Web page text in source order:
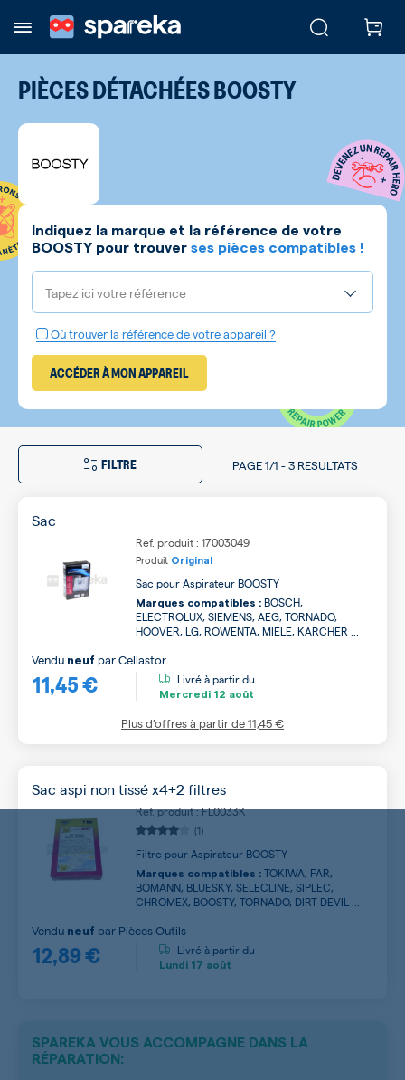
PIÈCES DÉTACHÉESBOOSTY
Indiquez la marque et la référence de votre
BOOSTY pour trouver ses pièces compatibles !
Tapez ici votre référence
Où trouver la référence de votre appareil ?
ACCÉDER À MON APPAREIL
FILTRE PAGE 1/1 -3 RESULTATS
Sac
Ref. produit : 17003049
Produit Original
Sac pour Aspirateur BOOSTY
Marques compatibles : BOSCH,
ELECTROLUX, SIEMENS, AEG, TORNADO,
HOOVER, LG, ROWENTA, MIELE, KARCHER ...
11,45 €
Vendu neuf parCellastor
Livré à partir du
Mercredi 12 août
Plus d’offres à partir de11,45 €
Sac aspi non tissé x4+2 filtres
Ref. produit : FL0033K
(1)
Filtre pour Aspirateur BOOSTY
Marques compatibles : TOKIWA, FAR,
BOMANN, BLUESKY, SELECLINE, SIPLEC,
CHROMEX, BOOSTY, TORNADO, DIRT DEVIL ...
12,89 €
Vendu neuf par Pièces Outils
Livré à partir du
Lundi 17 août
SPAREKA VOUS ACCOMPAGNE DANS LA
RÉPARATION: